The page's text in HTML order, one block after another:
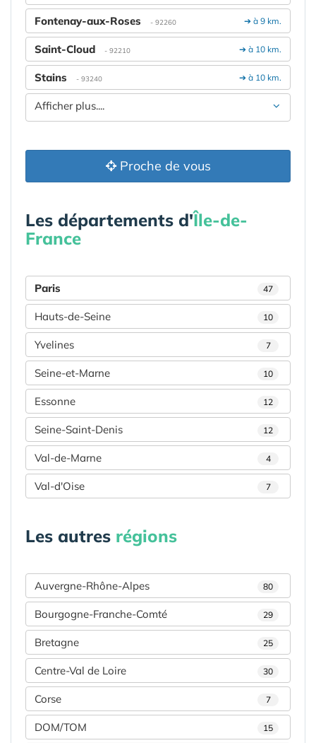
➔ à 9 km.
Fontenay-aux-Roses - 92260
➔ à 10 km.
Saint-Cloud - 92210
➔ à 10 km.
Stains - 93240
Afficher plus....
Proche de vous
Les départements d'Île-de-
France
Paris 47
Hauts-de-Seine 10
Yvelines 7
Seine-et-Marne 10
Essonne 12
Seine-Saint-Denis 12
Val-de-Marne 4
Val-d'Oise 7
Les autres régions
Auvergne-Rhône-Alpes 80
Bourgogne-Franche-Comté 29
Bretagne 25
Centre-Val de Loire 30
Corse 7
DOM/TOM 15